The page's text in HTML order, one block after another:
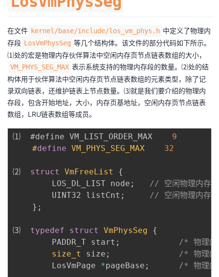
在文件 kernel/base/include/los_vm_phys.h 中定义了物理内
存段 LosVmPhysSeg 等几个结构体。该文件的部分代码如下所示。
⑴处的宏是物理内存伙伴算法中空闲内存页节点链表数组的大小，
VM_PHYS_SEG_MAX 表示系统支持的物理内存段的数量。⑵处的结
构体用于伙伴算法中空闲内存页节点链表数组的元素类型，除了记
录双向链表，还维护链表上节点数量。⑶就是我们要介绍的物理内
存段，包含开始地址，大小，内存页基地址，空闲内存页节点链表
数组，LRU链表数组等成员。
⑴  #define VM_LIST_ORDER_MAX 9
#define VM_PHYS_SEG_MAX 32
⑵ struct VmFreeList
{
        LOS_DL_LIST node
;
// 空闲物理内存
        UINT32 listCnt
;
// 空闲物理内存页
} ;
⑶ typedef struct VmPhysSeg
{
        PADDR_T start
;
/* 物理内
size_t
size ;
/* 物理内
        LosVmPage
*pageBase ; /* 物理内